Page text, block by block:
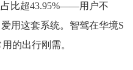
占比超43.95%——用户不
用这套系统。智驾在华境S
的出行刚需。